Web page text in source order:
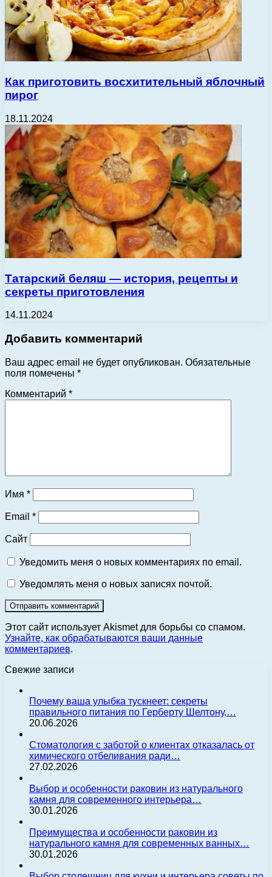
Как приготовить восхитительный яблочный
пирог
18.11.2024
Татарский беляш — история, рецепты и
секреты приготовления
14.11.2024
Добавить комментарий
Ваш адрес email не будет опубликован. Обязательные
поля помечены *
Комментарий *
Имя *
Email *
Сайт
Уведомить меня о новых комментариях по email.
Уведомлять меня о новых записях почтой.
Этот сайт использует Akismet для борьбы со спамом.
Узнайте, как обрабатываются ваши данные
комментариев.
Свежие записи
Почему ваша улыбка тускнеет: секреты
правильного питания по Герберту Шелтону,…
20.06.2026
Стоматология с заботой о клиентах отказалась от
химического отбеливания ради…
27.02.2026
Выбор и особенности раковин из натурального
камня для современного интерьера…
30.01.2026
Преимущества и особенности раковин из
натурального камня для современных ванных…
30.01.2026